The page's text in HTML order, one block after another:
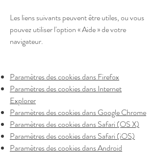
Les liens suivants peuvent être utiles, ou vous
pouvez utiliser l'option « Aide » de votre
navigateur.
Paramètres des cookies dans Firefox
Paramètres des cookies dans Internet
Explorer
Paramètres des cookies dans Google Chrome
Paramètres des cookies dans Safari (OS X)
Paramètres des cookies dans Safari (iOS)
Paramètres des cookies dans Android